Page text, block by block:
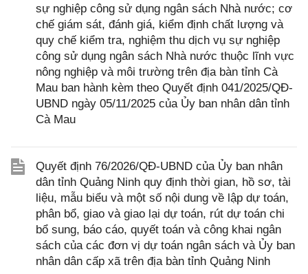
sự nghiệp công sử dụng ngân sách Nhà nước; cơ
chế giám sát, đánh giá, kiểm định chất lượng và
quy chế kiểm tra, nghiệm thu dịch vụ sự nghiệp
công sử dụng ngân sách Nhà nước thuộc lĩnh vực
nông nghiệp và môi trường trên địa bàn tỉnh Cà
Mau ban hành kèm theo Quyết định 041/2025/QĐ-
UBND ngày 05/11/2025 của Ủy ban nhân dân tỉnh
Cà Mau
Quyết định 76/2026/QĐ-UBND của Ủy ban nhân
dân tỉnh Quảng Ninh quy định thời gian, hồ sơ, tài
liệu, mẫu biểu và một số nội dung về lập dự toán,
phân bổ, giao và giao lại dự toán, rút dự toán chi
bổ sung, báo cáo, quyết toán và công khai ngân
sách của các đơn vị dự toán ngân sách và Ủy ban
nhân dân cấp xã trên địa bàn tỉnh Quảng Ninh